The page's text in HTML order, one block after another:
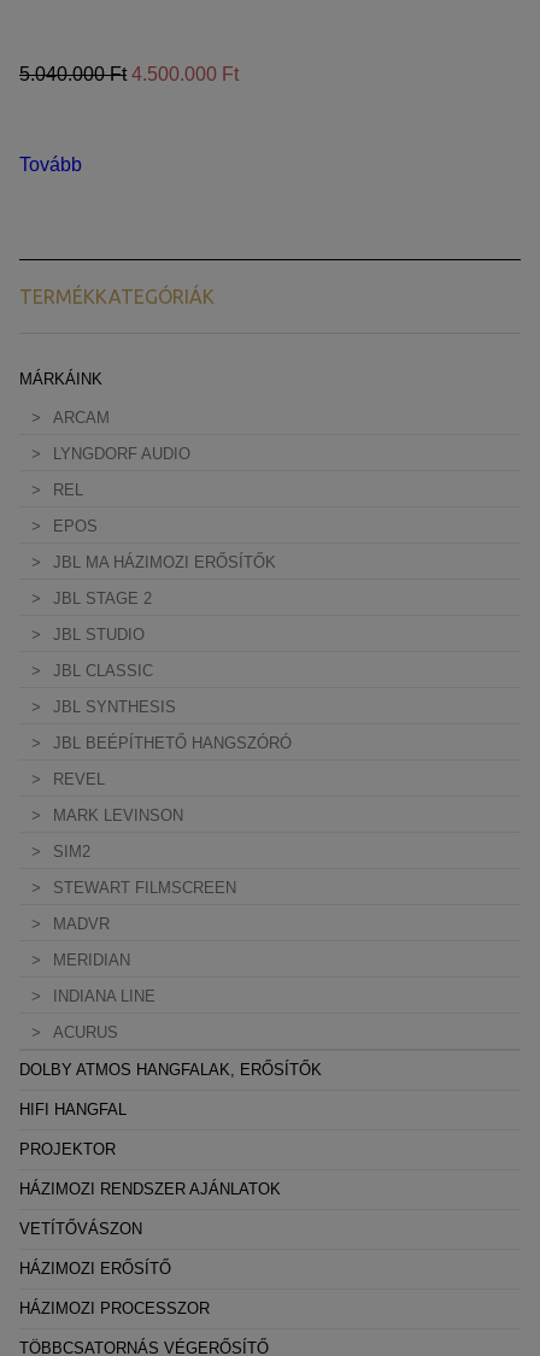
5.040.000 Ft 4.500.000 Ft
Tovább
TERMÉKKATEGÓRIÁK
MÁRKÁINK
ARCAM
LYNGDORF AUDIO
REL
EPOS
JBL MA HÁZIMOZI ERŐSÍTŐK
JBL STAGE 2
JBL STUDIO
JBL CLASSIC
JBL SYNTHESIS
JBL BEÉPÍTHETŐ HANGSZÓRÓ
REVEL
MARK LEVINSON
SIM2
STEWART FILMSCREEN
MADVR
MERIDIAN
INDIANA LINE
ACURUS
DOLBY ATMOS HANGFALAK, ERŐSÍTŐK
HIFI HANGFAL
PROJEKTOR
HÁZIMOZI RENDSZER AJÁNLATOK
VETÍTŐVÁSZON
HÁZIMOZI ERŐSÍTŐ
HÁZIMOZI PROCESSZOR
TÖBBCSATORNÁS VÉGERŐSÍTŐ